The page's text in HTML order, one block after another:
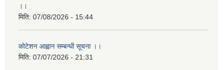
।।
मिति: 07/08/2026 - 15:44
कोटेशन आह्वान सम्बन्धी सूचना ।।
मिति: 07/07/2026 - 21:31